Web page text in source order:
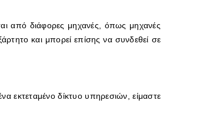
από διάφορες μηχανές, όπως μηχανές
και μπορεί επίσης να συνδεθεί σε
εκτεταμένο δίκτυο υπηρεσιών, είμαστε